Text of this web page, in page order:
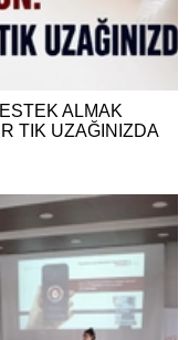
ALMAK
TIK UZAĞINIZDA